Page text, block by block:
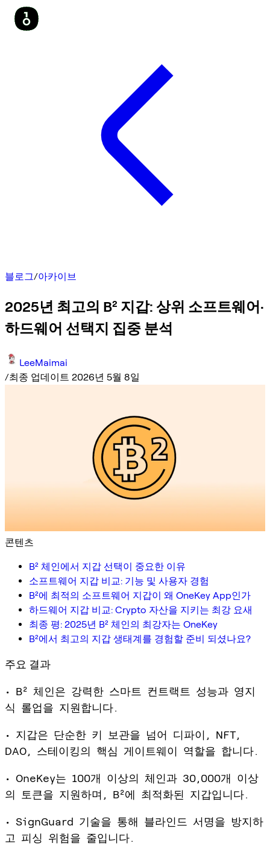
블로그/아카이브
2025년 최고의 B² 지갑: 상위 소프트웨어·
하드웨어 선택지 집중 분석
LeeMaimai
/최종 업데이트 2026년 5월 8일
콘텐츠
B² 체인에서 지갑 선택이 중요한 이유
소프트웨어 지갑 비교: 기능 및 사용자 경험
B²에 최적의 소프트웨어 지갑이 왜 OneKey App인가
하드웨어 지갑 비교: Crypto 자산을 지키는 최강 요새
최종 평: 2025년 B² 체인의 최강자는 OneKey
B²에서 최고의 지갑 생태계를 경험할 준비 되셨나요?
주요 결과
• B² 체인은 강력한 스마트 컨트랙트 성능과 영지
식 롤업을 지원합니다.
• 지갑은 단순한 키 보관을 넘어 디파이, NFT,
DAO, 스테이킹의 핵심 게이트웨이 역할을 합니다.
• OneKey는 100개 이상의 체인과 30,000개 이상
의 토큰을 지원하며, B²에 최적화된 지갑입니다.
• SignGuard 기술을 통해 블라인드 서명을 방지하
고 피싱 위험을 줄입니다.